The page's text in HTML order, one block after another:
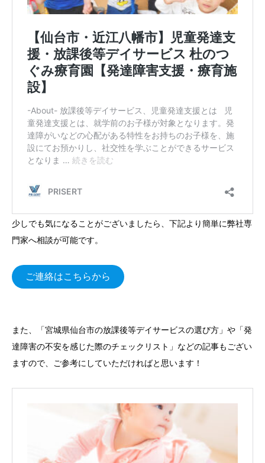
少しでも気になることがございましたら、下記より簡単に弊社専
門家へ相談が可能です。
ご連絡はこちらから
また、「宮城県仙台市の放課後等デイサービスの選び方」や「発
達障害の不安を感じた際のチェックリスト」などの記事もござい
ますので、ご参考にしていただければと思います！